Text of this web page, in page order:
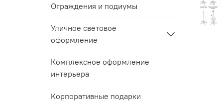
Ограждения и подиумы
Уличное световое
оформление
Комплексное оформление
интерьера
Корпоративные подарки